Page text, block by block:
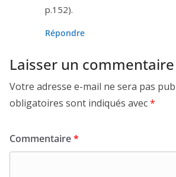
p.152).
Répondre
Laisser un commentaire
Votre adresse e-mail ne sera pas
obligatoires sont indiqués avec*
Commentaire*